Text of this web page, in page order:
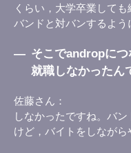
くらい，大学卒業して
バンドと対バンするよう
― そこでandropに
就職しなかったん
佐藤さん
しなかったですね。バ
けど，バイトをしながら